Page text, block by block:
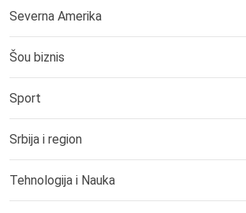
Severna Amerika
Šou biznis
Sport
Srbija i region
Tehnologija i Nauka